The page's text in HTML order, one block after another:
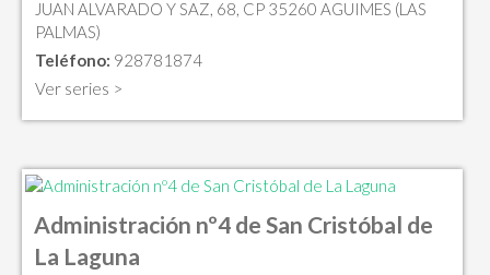
JUAN ALVARADO Y SAZ, 68, CP 35260 AGUIMES (LAS
PALMAS)
Teléfono: 928781874
Ver series >
Administración nº4 de San Cristóbal de
La Laguna